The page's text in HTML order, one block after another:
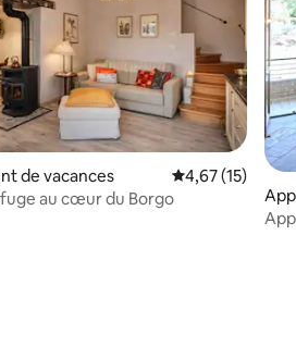
de vacances Évaluation
4,67 (15)
au cœur du Borgo